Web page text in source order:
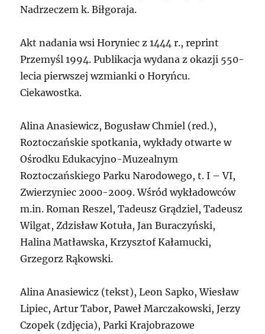
Nadrzeczem k. Biłgoraja.
Akt nadania wsi Horyniec z 1444 r., reprint
Przemyśl 1994. Publikacja wydana z okazji 550-
lecia pierwszej wzmianki o Horyńcu.
Ciekawostka.
Alina Anasiewicz, Bogusław Chmiel (red.),
Roztoczańskie spotkania, wykłady otwarte w
Ośrodku Edukacyjno-Muzealnym
Roztoczańskiego Parku Narodowego, t. I – VI,
Zwierzyniec 2000-2009. Wśród wykładowców
m.in. Roman Reszel, Tadeusz Grądziel, Tadeusz
Wilgat, Zdzisław Kotuła, Jan Buraczyński,
Halina Matławska, Krzysztof Kałamucki,
Grzegorz Rąkowski.
Alina Anasiewicz (tekst), Leon Sapko, Wiesław
Lipiec, Artur Tabor, Paweł Marczakowski, Jerzy
Czopek (zdjęcia), Parki Krajobrazowe